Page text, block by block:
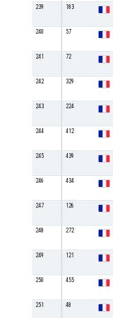
239 183
240 57
241 72
242 329
243 224
244 412
245 439
246 434
247 126
248 272
249 121
250 455
251 48